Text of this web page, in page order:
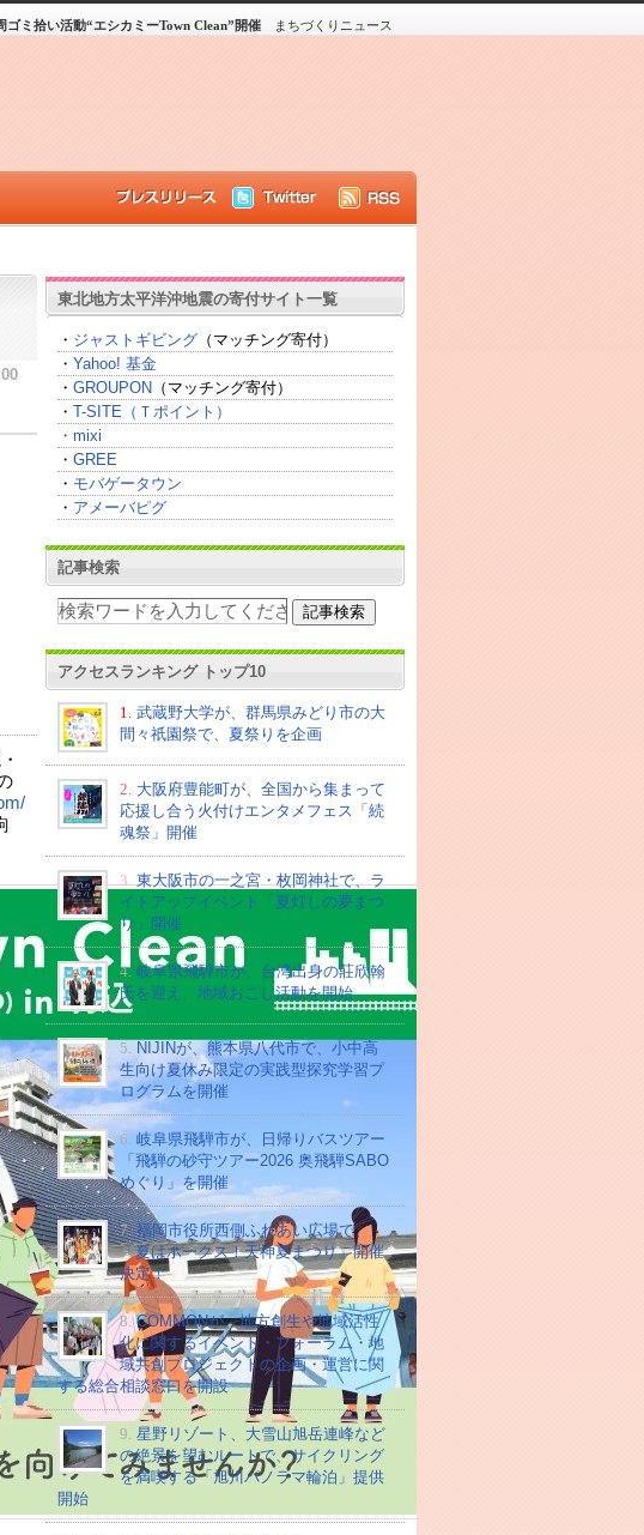
まちづくりニュース
ゴミ拾い活動“エシカミーTown Clean”開催
東北地方太平洋沖地震の寄付サイト一覧
・ ジャストギビング（マッチング寄付）
・ Yahoo! 基金
・ GROUPON （マッチング寄付）
・ T-SITE（Ｔポイント）
・ mixi
・ GREE
・ モバゲータウン
・ アメーバピグ
記事検索
アクセスランキング トップ10
1.
武蔵野大学が、群馬県みどり市の大
間々祇園祭で、夏祭りを企画
2. 大阪府豊能町が、全国から集まって
応援し合う火付けエンタメフェス「続
魂祭」開催
3. 東大阪市の一之宮・枚岡神社で、ラ
イトアップイベント「夏灯しの夢まつ
り」開催
4. 岐阜県飛騨市が、台湾出身の莊欣翰
氏を迎え、地域おこし活動を開始
5. NIJINが、熊本県八代市で、小中高
生向け夏休み限定の実践型探究学習プ
ログラムを開催
6. 岐阜県飛騨市が、日帰りバスツアー
「飛騨の砂守ツアー2026 奥飛騨SABO
めぐり」を開催
7. 福岡市役所西側ふれあい広場で、
「夏はホークス！天神夏まつり」開催
決定！
8. COMMONが、地方創生や地域活性
化に関するイベント・フォーラム・地
域共創プロジェクトの企画・運営に関
する総合相談窓口を開設
9. 星野リゾート、大雪山旭岳連峰など
の絶景を望むルートで、サイクリング
を満喫する「旭川パノラマ輪泊」提供
開始